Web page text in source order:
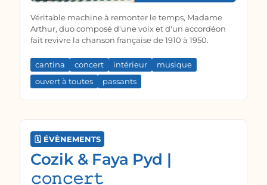
Véritable machine à remonter le temps, Madame
Arthur, duo composé d'une voix et d'un accordéon
fait revivre la chanson française de 1910 à 1950.
cantina concert intérieur
musique
ouvert à toutes
passants
🗓️ ÉVÈNEMENTS
Cozik & Faya Pyd |
𝚌𝚘𝚗𝚌𝚎𝚛𝚝